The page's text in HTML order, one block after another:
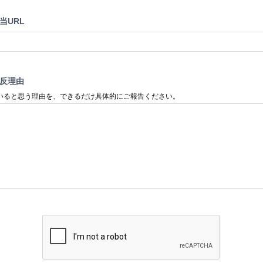
URL
理由
ると思う理由を、できるだけ具体的にご報告ください。